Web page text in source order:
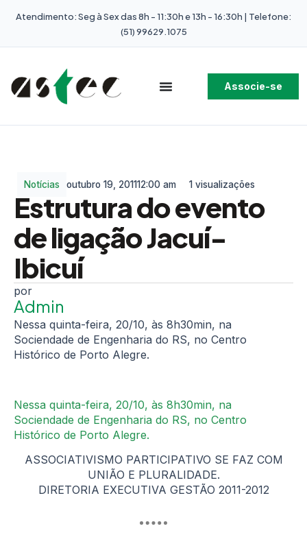
Atendimento: Seg à Sex das 8h - 11:30h e 13h - 16:30h | Telefone:
(51) 99629.1075
Associe-se
Notícias outubro 19, 201112:00 am 1 visualizações
Estrutura do evento
de ligação Jacuí-
Ibicuí
Admin
Nessa quinta-feira, 20/10, às 8h30min, na
Sociendade de Engenharia do RS, no Centro
Histórico de Porto Alegre.
Nessa quinta-feira, 20/10, às 8h30min, na
Sociendade de Engenharia do RS, no Centro
Histórico de Porto Alegre.
ASSOCIATIVISMO PARTICIPATIVO SE FAZ COM
UNIÃO E PLURALIDADE.
DIRETORIA EXECUTIVA GESTÃO 2011-2012